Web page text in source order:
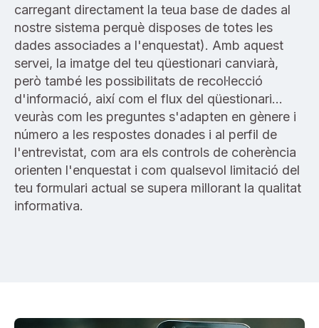
carregant directament la teua base de dades al
nostre sistema perquè disposes de totes les
dades associades a l'enquestat). Amb aquest
servei, la imatge del teu qüestionari canviarà,
però també les possibilitats de recol·lecció
d'informació, així com el flux del qüestionari…
veuràs com les preguntes s'adapten en gènere i
número a les respostes donades i al perfil de
l'entrevistat, com ara els controls de coherència
orienten l'enquestat i com qualsevol limitació del
teu formulari actual se supera millorant la qualitat
informativa.